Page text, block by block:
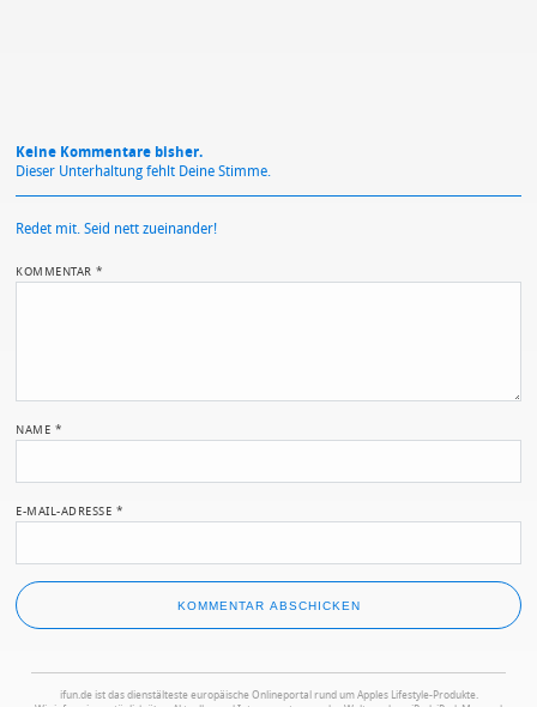
Keine Kommentare bisher.
Dieser Unterhaltung fehlt Deine Stimme.
Redet mit. Seid nett zueinander!
KOMMENTAR*
NAME *
E-MAIL-ADRESSE *
ifun.de ist das dienstälteste europäische Onlineportal rund um Apples Lifestyle-Produkte.